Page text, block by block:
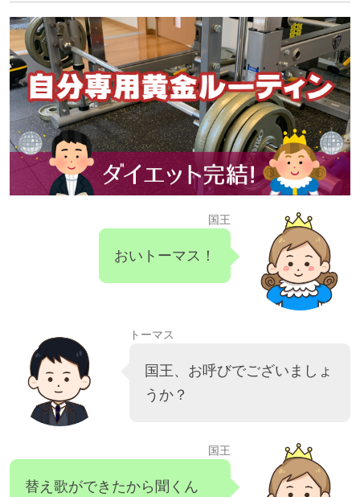
国王
おいトーマス！
トーマス
国王、お呼びでございましょ
うか？
国王
替え歌ができたから聞くん